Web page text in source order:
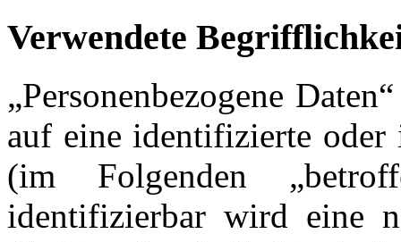
Verwendete
„Personenbezogene
auf eine identifizierte oder
(im Folgenden
identifizierbar wird eine